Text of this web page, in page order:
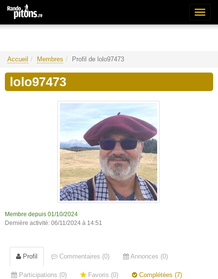
Accueil Membres Profil de lolo97473
lolo97473
Membre depuis 01/10/2024
Dernière activité: 06/11/2024 à 14:51
Profil Commentaires (0) Annonces (0)
Participations (0) Favoris (0) Complétées (7)